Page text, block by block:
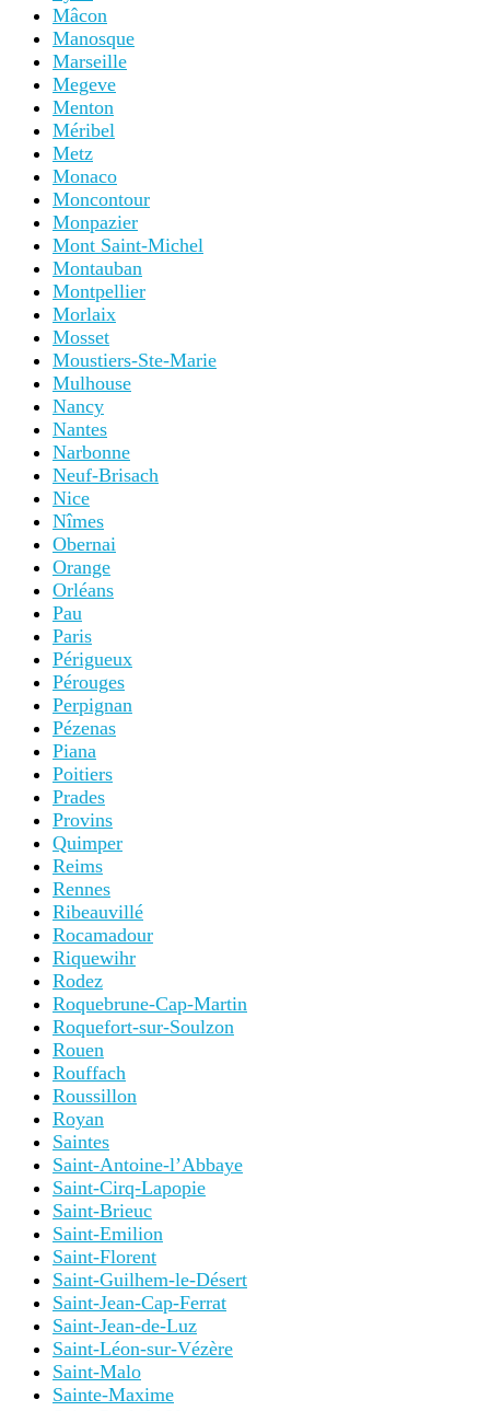
Mâcon
Manosque
Marseille
Megeve
Menton
Méribel
Metz
Monaco
Moncontour
Monpazier
Mont Saint-Michel
Montauban
Montpellier
Morlaix
Mosset
Moustiers-Ste-Marie
Mulhouse
Nancy
Nantes
Narbonne
Neuf-Brisach
Nice
Nîmes
Obernai
Orange
Orléans
Pau
Paris
Périgueux
Pérouges
Perpignan
Pézenas
Piana
Poitiers
Prades
Provins
Quimper
Reims
Rennes
Ribeauvillé
Rocamadour
Riquewihr
Rodez
Roquebrune-Cap-Martin
Roquefort-sur-Soulzon
Rouen
Rouffach
Roussillon
Royan
Saintes
Saint-Antoine-l’Abbaye
Saint-Cirq-Lapopie
Saint-Brieuc
Saint-Emilion
Saint-Florent
Saint-Guilhem-le-Désert
Saint-Jean-Cap-Ferrat
Saint-Jean-de-Luz
Saint-Léon-sur-Vézère
Saint-Malo
Sainte-Maxime